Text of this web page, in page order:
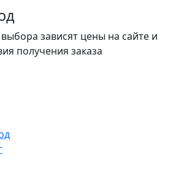
зависят цены на сайте и
получения заказа